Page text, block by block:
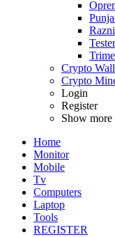
Crypto
Crypto
Login
Register
Show more
Home
Monitor
Mobile
Tv
Computers
Laptop
Tools
REGISTER